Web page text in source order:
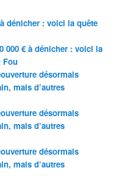
dénicher : voici la quête
000 € à dénicher : voici la
Fou
désormais
mais d’autres
désormais
mais d’autres
désormais
mais d’autres